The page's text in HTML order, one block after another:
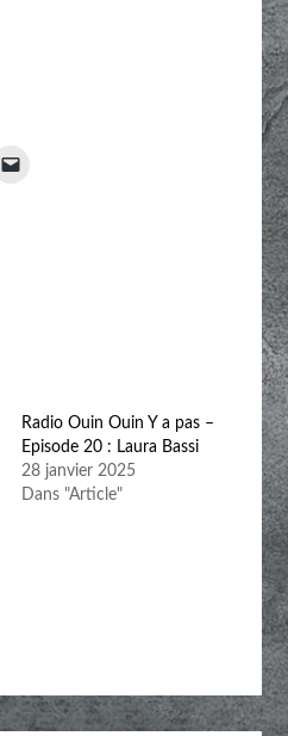
Radio Ouin Ouin Y a pas –
Episode 20 : Laura Bassi
28 janvier 2025
Dans "Article"